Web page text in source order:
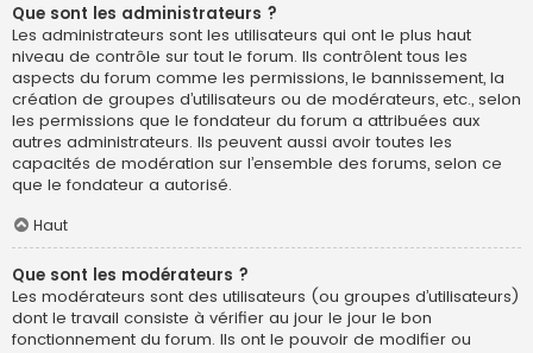
Que sont les administrateurs ?
Les administrateurs sont les utilisateurs qui ont le plus haut
niveau de contrôle sur tout le forum. Ils contrôlent tous les
aspects du forum comme les permissions, le bannissement, la
création de groupes d’utilisateurs ou de modérateurs, etc., selon
les permissions que le fondateur du forum a attribuées aux
autres administrateurs. Ils peuvent aussi avoir toutes les
capacités de modération sur l’ensemble des forums, selon ce
que le fondateur a autorisé.
Haut
Que sont les modérateurs ?
Les modérateurs sont des utilisateurs (ou groupes d’utilisateurs)
dont le travail consiste à vérifier au jour le jour le bon
fonctionnement du forum. Ils ont le pouvoir de modifier ou